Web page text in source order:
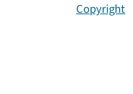
Copyright